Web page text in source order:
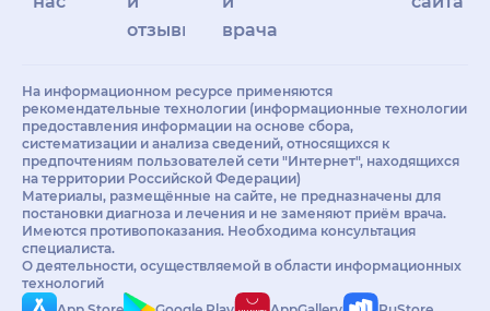
отзывы
врачам
На информационном ресурсе применяются
рекомендательные технологии (информационные технологии
предоставления информации на основе сбора,
систематизации и анализа сведений, относящихся к
предпочтениям пользователей сети "Интернет", находящихся
на территории Российской Федерации)
Материалы, размещённые на сайте, не предназначены для
постановки диагноза и лечения и не заменяют приём врача.
Имеются противопоказания. Необходима консультация
специалиста.
О деятельности, осуществляемой в области информационных
технологий